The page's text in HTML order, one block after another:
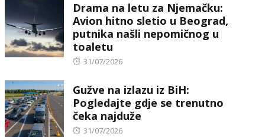
Drama na letu za Njemačku:
Avion hitno sletio u Beograd,
putnika našli nepomičnog u
toaletu
Posted
31/07/2026
Gužve na izlazu iz BiH:
Pogledajte gdje se trenutno
čeka najduže
Posted
31/07/2026